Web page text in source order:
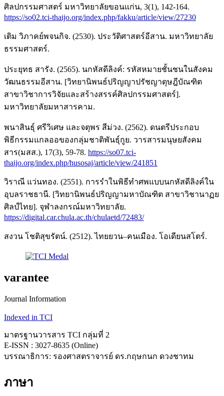
ศิลปกรรมศาสตร์ มหาวิทยาลัยขอนแก่น, 3(1), 142-164.
https://so02.tci-thaijo.org/index.php/fakku/article/view/27230
เติม วิภาคย์พจนกิจ. (2530). ประวัติศาสตร์อีสาน. มหาวิทยาลัย
ธรรมศาสตร์.
ประยุทธ สารัง. (2565). นกหัสดีลิงค์: รหัสหมายชั้นชนในสังคม
วัฒนธรรมอีสาน. [วิทยานิพนธ์ปริญญาปรัชญาดุษฎีบัณฑิต
สาขาวิชาการวิจัยและสร้างสรรค์ศิลปกรรมศาสตร์].
มหาวิทยาลัยมหาสารคาม.
พนาสินธุ์ ศรีวิเศษ และจตุพร สีม่วง. (2562). ดนตรีประกอบ
พิธีกรรมแกลออของกลุ่มชาติพันธุ์กูย. วารสารมนุษยสังคม
สาร(มสส.), 17(3), 59-78. https://so07.tci-
thaijo.org/index.php/husosaj/article/view/241851
วิราณี แว่นทอง. (2551). การรำในพิธีทำศพแบบนกหัสดีลิงค์ใน
อุบลราชธานี. [วิทยานิพนธ์ปริญญามหาบัณฑิต สาขาวิชานาฏย
ศิลป์ไทย]. จุฬาลงกรณ์มหาวิทยาลัย.
https://digital.car.chula.ac.th/chulaetd/72483/
สงวน โชติสุขรัตน์. (2512). ไทยยวน–คนเมือง. โอเดียนสโตร์.
varantee
Journal Information
Indexed in TCI
มาตรฐานวารสาร TCI กลุ่มที่ 2
E-ISSN : 3027-8635 (Online)
บรรณาธิการ: รองศาสตราจารย์ ดร.กฤษกนก ดวงชาทม
ภาษา